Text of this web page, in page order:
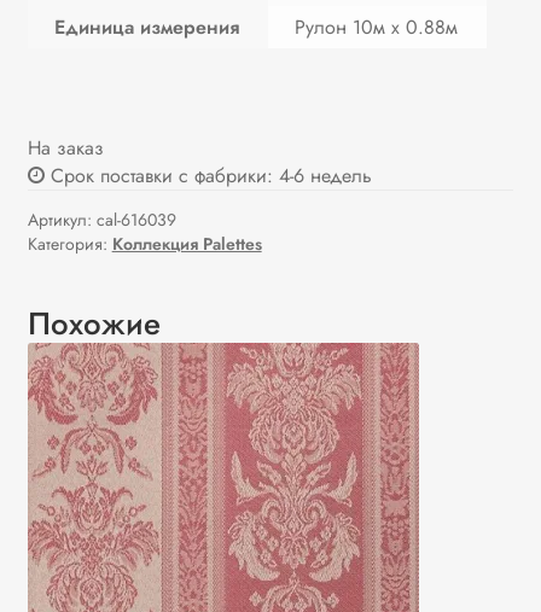
На заказ
Срок поставки с фабрики: 4-6 недель
Артикул: cal-616039
Категория: Коллекция Palettes
Единица измерения
Рулон 10м х 0.88м
Похожие